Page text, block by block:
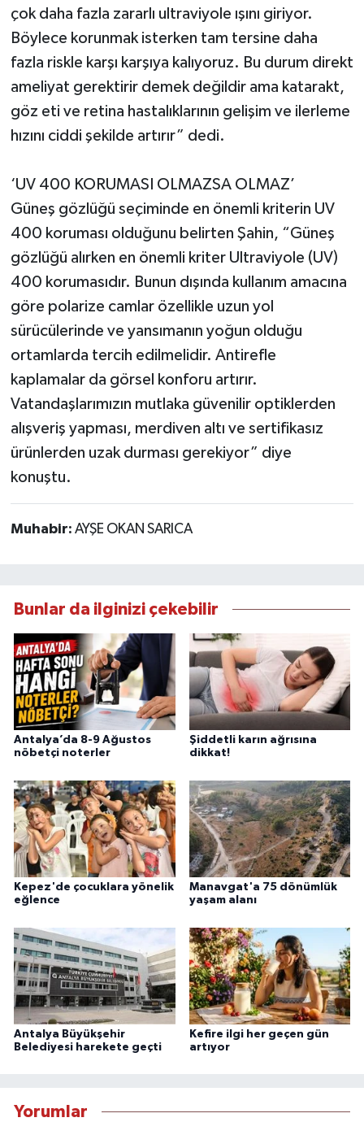
çok daha fazla zararlı ultraviyole ışını giriyor.
Böylece korunmak isterken tam tersine daha
fazla riskle karşı karşıya kalıyoruz. Bu durum direkt
ameliyat gerektirir demek değildir ama katarakt,
göz eti ve retina hastalıklarının gelişim ve ilerleme
hızını ciddi şekilde artırır” dedi.
‘UV 400 KORUMASI OLMAZSA OLMAZ’
Güneş gözlüğü seçiminde en önemli kriterin UV
400 koruması olduğunu belirten Şahin, “Güneş
gözlüğü alırken en önemli kriter Ultraviyole (UV)
400 korumasıdır. Bunun dışında kullanım amacına
göre polarize camlar özellikle uzun yol
sürücülerinde ve yansımanın yoğun olduğu
ortamlarda tercih edilmelidir. Antirefle
kaplamalar da görsel konforu artırır.
Vatandaşlarımızın mutlaka güvenilir optiklerden
alışveriş yapması, merdiven altı ve sertifikasız
ürünlerden uzak durması gerekiyor” diye
konuştu.
Muhabir: AYŞE OKAN SARICA
Bunlar da ilginizi çekebilir
Antalya’da 8-9 Ağustos
nöbetçi noterler
Şiddetli karın ağrısına
dikkat!
Kepez'de çocuklara yönelik
eğlence
Manavgat'a 75 dönümlük
yaşam alanı
Antalya Büyükşehir
Belediyesi harekete geçti
Kefire ilgi her geçen gün
artıyor
Yorumlar